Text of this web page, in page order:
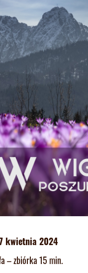
kwietnia 2024
– zbiórka 15 min.